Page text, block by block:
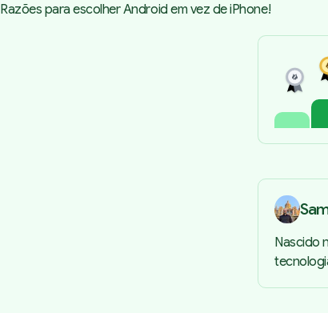
Razões para escolher Android em vez de iPhone!
Nascido